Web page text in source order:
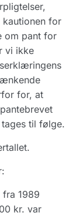
kautionen for
om pant for
vi ikke
for, at
til følge.
1989
kr. var